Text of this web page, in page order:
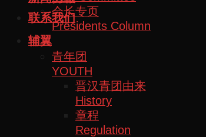
联系我们
会长专页
Presidents Column
辅翼
青年团
YOUTH
晋汉青团由来
History
章程
Regulation